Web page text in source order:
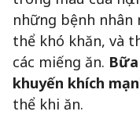
những bệnh nhân
thể khó khăn, và
các miếng ăn.
khuyến khích
thể khi ăn.